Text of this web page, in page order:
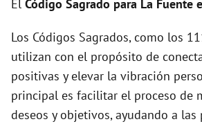
e
o
El Código Sagrado para La Fuente
Los Códigos Sagrados, como los
utilizan con el propósito de
positivas y elevar la vibración
principal es facilitar el proceso de
deseos y objetivos, ayudando a las